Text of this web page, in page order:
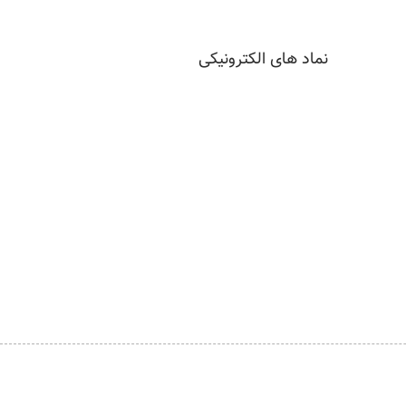
نماد های الکترونیکی